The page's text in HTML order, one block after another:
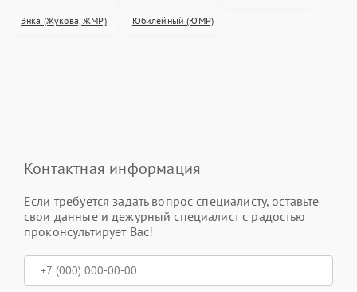
Энка (Жукова, ЖМР) Юбилейный (ЮМР)
Контактная информация
Если требуется задать вопрос специалисту, оставьте
свои данные и дежурный специалист с радостью
проконсультирует Вас!